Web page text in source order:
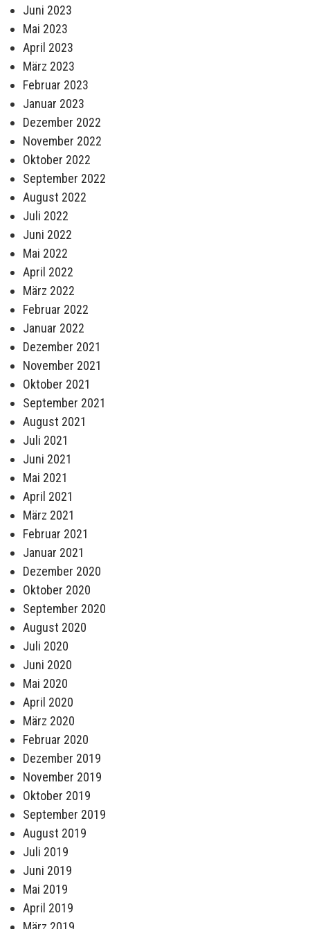
Juni 2023
Mai 2023
April 2023
März 2023
Februar 2023
Januar 2023
Dezember 2022
November 2022
Oktober 2022
September 2022
August 2022
Juli 2022
Juni 2022
Mai 2022
April 2022
März 2022
Februar 2022
Januar 2022
Dezember 2021
November 2021
Oktober 2021
September 2021
August 2021
Juli 2021
Juni 2021
Mai 2021
April 2021
März 2021
Februar 2021
Januar 2021
Dezember 2020
Oktober 2020
September 2020
August 2020
Juli 2020
Juni 2020
Mai 2020
April 2020
März 2020
Februar 2020
Dezember 2019
November 2019
Oktober 2019
September 2019
August 2019
Juli 2019
Juni 2019
Mai 2019
April 2019